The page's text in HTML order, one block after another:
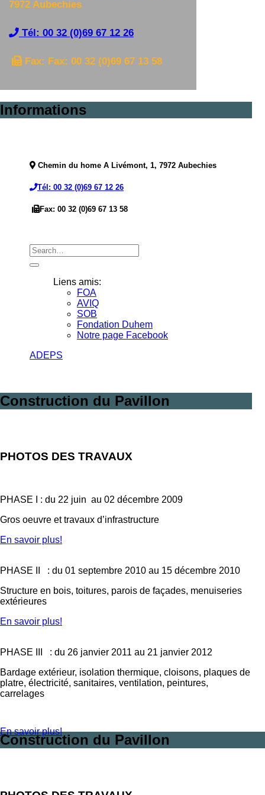
7972 Aubechies
Tél: 00 32 (0)69 67 12 26
Fax: Fax: 00 32 (0)69 67 13 58
Informations
Chemin du home A Livémont, 1, 7972 Aubechies
Tél: 00 32 (0)69 67 12 26
Fax: 00 32 (0)69 67 13 58
Liens amis:
FOA
AVIQ
SOB
Fondation Duhem
Notre page Facebook
ADEPS
Construction du Pavillon
PHOTOS DES TRAVAUX
PHASE I : du 22 juin au 02 décembre 2009
Gros oeuvre et travaux d’infrastructure
En savoir plus!
PHASE II : du 01 septembre 2010 au 15 décembre 2010
Structure en bois, toitures, parois de façades, menuiseries
extérieures
En savoir plus!
PHASE III : du 26 janvier 2011 au 21 janvier 2012
Bardage extérieur, isolation thermique, cloisons, plaques de
platre, électricité, sanitaires, ventilation, peintures,
carrelages
En savoir plus!
Construction du Pavillon